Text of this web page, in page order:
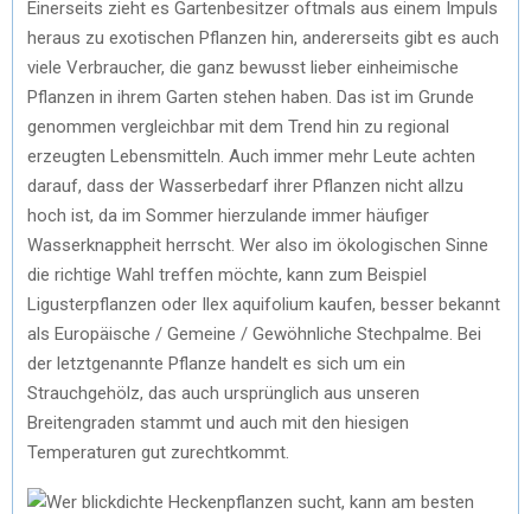
Einerseits zieht es Gartenbesitzer oftmals aus einem Impuls
heraus zu exotischen Pflanzen hin, andererseits gibt es auch
viele Verbraucher, die ganz bewusst lieber einheimische
Pflanzen in ihrem Garten stehen haben. Das ist im Grunde
genommen vergleichbar mit dem Trend hin zu regional
erzeugten Lebensmitteln. Auch immer mehr Leute achten
darauf, dass der Wasserbedarf ihrer Pflanzen nicht allzu
hoch ist, da im Sommer hierzulande immer häufiger
Wasserknappheit herrscht. Wer also im ökologischen Sinne
die richtige Wahl treffen möchte, kann zum Beispiel
Ligusterpflanzen oder Ilex aquifolium kaufen, besser bekannt
als Europäische / Gemeine / Gewöhnliche Stechpalme. Bei
der letztgenannte Pflanze handelt es sich um ein
Strauchgehölz, das auch ursprünglich aus unseren
Breitengraden stammt und auch mit den hiesigen
Temperaturen gut zurechtkommt.